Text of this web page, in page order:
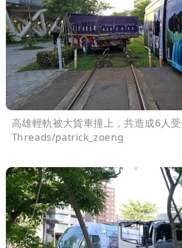
高雄輕軌被大貨車撞上，共造成6人
Threads/patrick_zoeng